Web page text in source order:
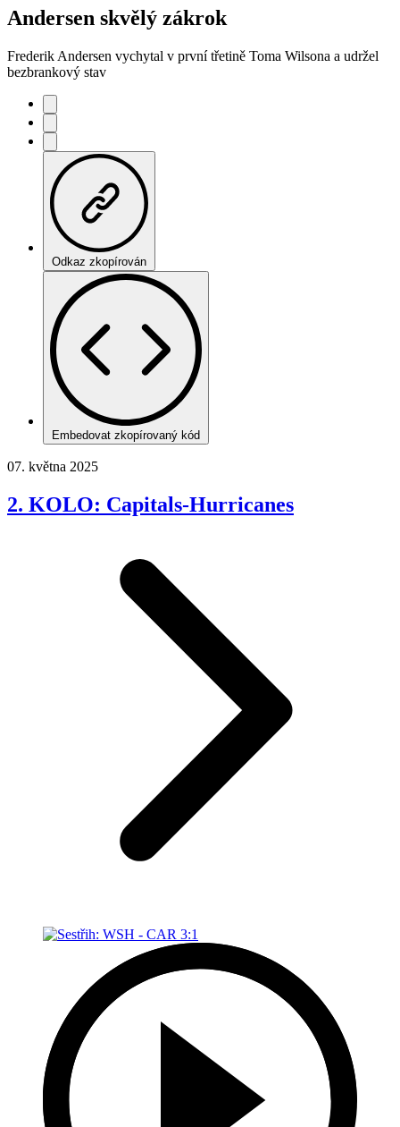
Andersen skvělý zákrok
Frederik Andersen vychytal v první třetině Toma Wilsona a udržel
bezbrankový stav
Odkaz zkopírován
Embedovat zkopírovaný kód
07. května 2025
2. KOLO: Capitals-Hurricanes